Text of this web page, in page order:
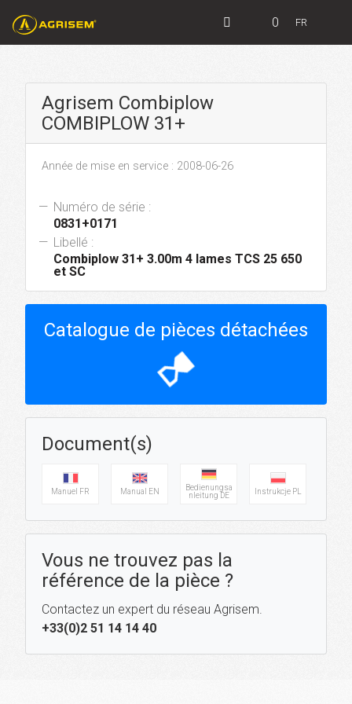
0 FR
Agrisem Combiplow
COMBIPLOW 31+
Année de mise en service : 2008-06-26
Numéro de série :
0831+0171
Libellé :
Combiplow 31+ 3.00m 4 lames TCS 25 650
et SC
Catalogue de pièces détachées
hourglass_top
Document(s)
Manuel FR Manual EN
Bedienungsa
nleitung DE
Instrukcje PL
Vous ne trouvez pas la
référence de la pièce ?
Contactez un expert du réseau Agrisem.
+33(0)2 51 14 14 40